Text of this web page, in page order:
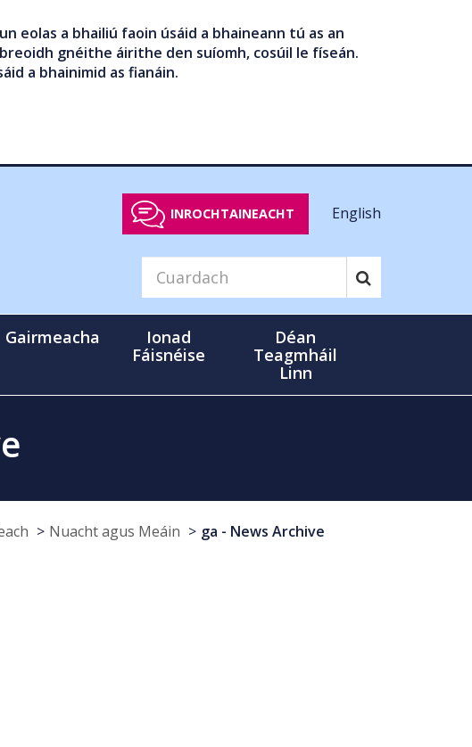
eolas a bhailiú faoin úsáid a bhaineann tú as an
gnéithe áirithe den suíomh, cosúil le físeán.
a bhainimid as fianáin.
INROCHTAINEACHT English
Gairmeacha
Ionad
Fáisnéise
Déan
Teagmháil
Linn
Nuacht agus Meáin
ga - News Archive